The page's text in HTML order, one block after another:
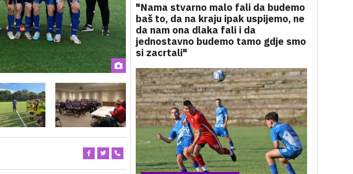
"Nama stvarno malo fali da budemo
baš to, da na kraju ipak uspijemo, ne
da nam ona dlaka fali i da
jednostavno budemo tamo gdje smo
si zacrtali"